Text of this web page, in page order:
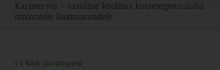
Karjatervis – tasuline koolitus kutsetegevusluba
omavatele loomaarstidele
« Kõik Sündmused